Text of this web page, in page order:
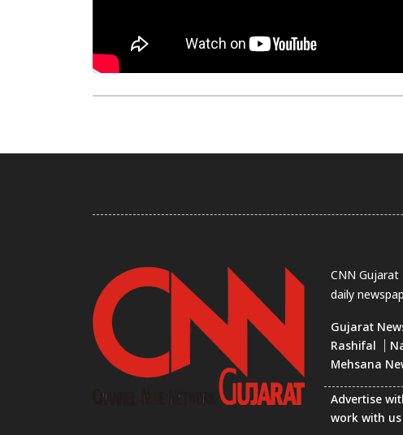
CNN
daily
Gujarat
Rashifal
Mehsana
Advertise
work with us